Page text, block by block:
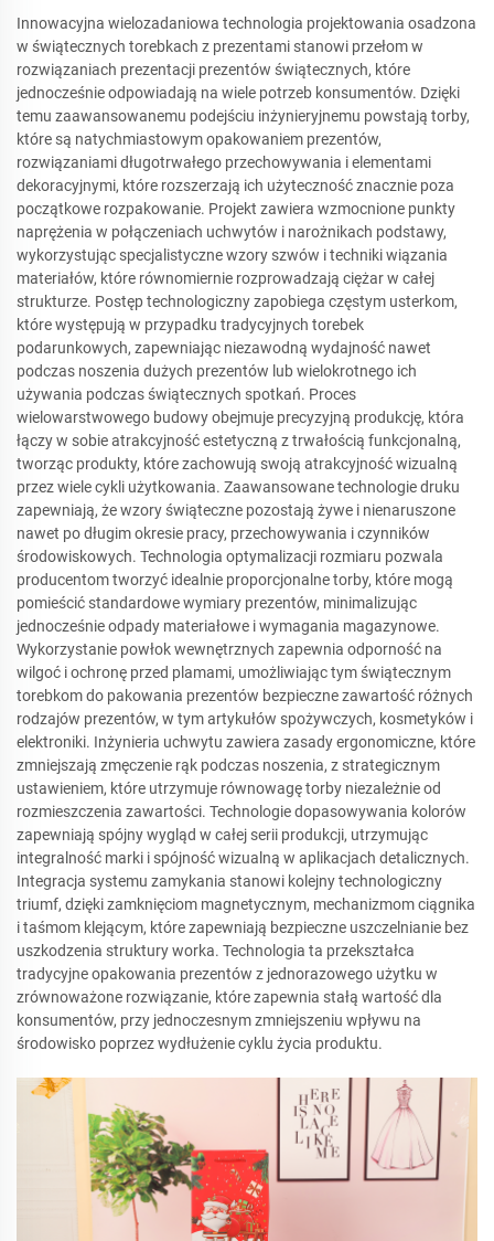
Innowacyjna wielozadaniowa technologia projektowania osadzona
w świątecznych torebkach z prezentami stanowi przełom w
rozwiązaniach prezentacji prezentów świątecznych, które
jednocześnie odpowiadają na wiele potrzeb konsumentów. Dzięki
temu zaawansowanemu podejściu inżynieryjnemu powstają torby,
które są natychmiastowym opakowaniem prezentów,
rozwiązaniami długotrwałego przechowywania i elementami
dekoracyjnymi, które rozszerzają ich użyteczność znacznie poza
początkowe rozpakowanie. Projekt zawiera wzmocnione punkty
naprężenia w połączeniach uchwytów i narożnikach podstawy,
wykorzystując specjalistyczne wzory szwów i techniki wiązania
materiałów, które równomiernie rozprowadzają ciężar w całej
strukturze. Postęp technologiczny zapobiega częstym usterkom,
które występują w przypadku tradycyjnych torebek
podarunkowych, zapewniając niezawodną wydajność nawet
podczas noszenia dużych prezentów lub wielokrotnego ich
używania podczas świątecznych spotkań. Proces
wielowarstwowego budowy obejmuje precyzyjną produkcję, która
łączy w sobie atrakcyjność estetyczną z trwałością funkcjonalną,
tworząc produkty, które zachowują swoją atrakcyjność wizualną
przez wiele cykli użytkowania. Zaawansowane technologie druku
zapewniają, że wzory świąteczne pozostają żywe i nienaruszone
nawet po długim okresie pracy, przechowywania i czynników
środowiskowych. Technologia optymalizacji rozmiaru pozwala
producentom tworzyć idealnie proporcjonalne torby, które mogą
pomieścić standardowe wymiary prezentów, minimalizując
jednocześnie odpady materiałowe i wymagania magazynowe.
Wykorzystanie powłok wewnętrznych zapewnia odporność na
wilgoć i ochronę przed plamami, umożliwiając tym świątecznym
torebkom do pakowania prezentów bezpieczne zawartość różnych
rodzajów prezentów, w tym artykułów spożywczych, kosmetyków i
elektroniki. Inżynieria uchwytu zawiera zasady ergonomiczne, które
zmniejszają zmęczenie rąk podczas noszenia, z strategicznym
ustawieniem, które utrzymuje równowagę torby niezależnie od
rozmieszczenia zawartości. Technologie dopasowywania kolorów
zapewniają spójny wygląd w całej serii produkcji, utrzymując
integralność marki i spójność wizualną w aplikacjach detalicznych.
Integracja systemu zamykania stanowi kolejny technologiczny
triumf, dzięki zamknięciom magnetycznym, mechanizmom ciągnika
i taśmom klejącym, które zapewniają bezpieczne uszczelnianie bez
uszkodzenia struktury worka. Technologia ta przekształca
tradycyjne opakowania prezentów z jednorazowego użytku w
zrównoważone rozwiązanie, które zapewnia stałą wartość dla
konsumentów, przy jednoczesnym zmniejszeniu wpływu na
środowisko poprzez wydłużenie cyklu życia produktu.